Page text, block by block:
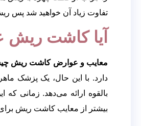
گالری
ویدیو
تفاوت زیاد آن خواهید شد پس
آیا کاشت ریش
معایب و عوارض کاشت ریش
دارد. با این حال، یک پزشک
بالقوه ارائه می‌دهد. زمانی
بیشتر از معایب کاشت ریش